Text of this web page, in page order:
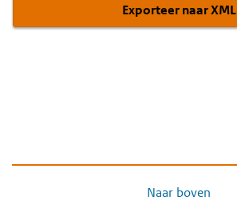
Exporteer naar XML
Naar boven